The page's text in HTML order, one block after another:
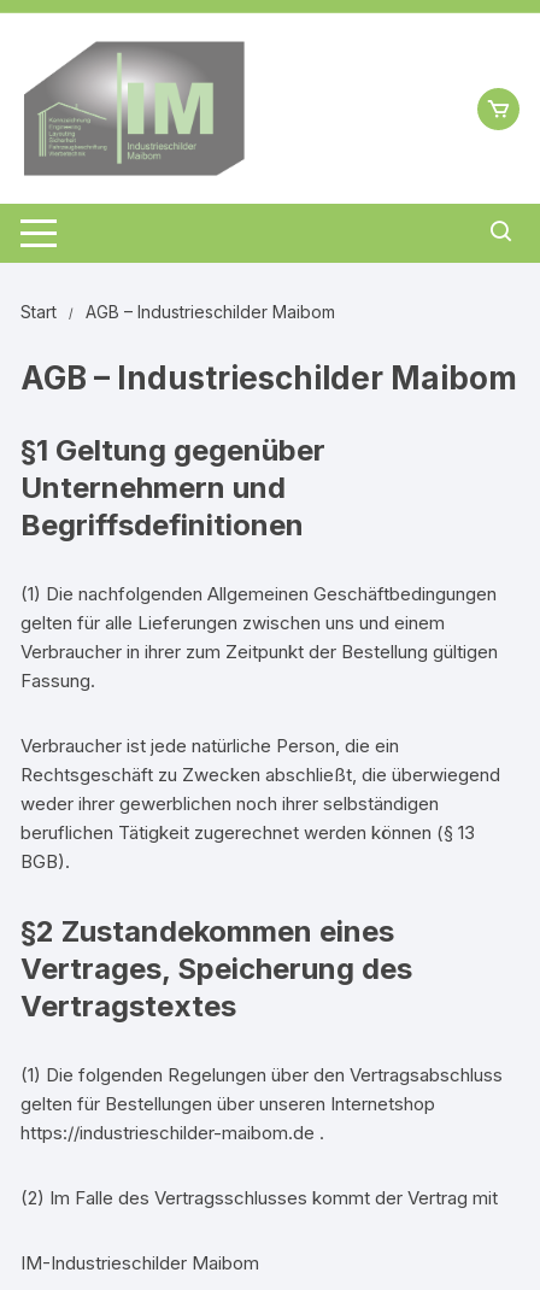
Zum
springen
Start AGB – Industrieschilder Maibom
AGB – Industrieschilder Maibom
§1 Geltung gegenüber
Unternehmern und
Begriffsdefinitionen
(1) Die nachfolgenden Allgemeinen Geschäftbedingungen
gelten für alle Lieferungen zwischen uns und einem
Verbraucher in ihrer zum Zeitpunkt der Bestellung gültigen
Fassung.
Verbraucher ist jede natürliche Person, die ein
Rechtsgeschäft zu Zwecken abschließt, die überwiegend
weder ihrer gewerblichen noch ihrer selbständigen
beruflichen Tätigkeit zugerechnet werden können (§ 13
BGB).
§2 Zustandekommen eines
Vertrages, Speicherung des
Vertragstextes
(1) Die folgenden Regelungen über den Vertragsabschluss
gelten für Bestellungen über unseren Internetshop
https://industrieschilder-maibom.de .
(2) Im Falle des Vertragsschlusses kommt der Vertrag mit
IM-Industrieschilder Maibom